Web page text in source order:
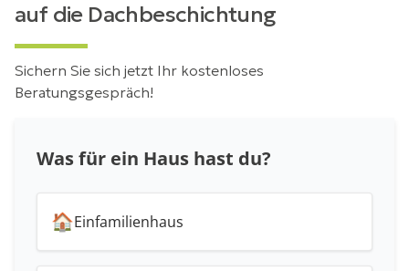
auf die Dachbeschichtung
Sichern Sie sich jetzt Ihr kostenloses
Beratungsgespräch!